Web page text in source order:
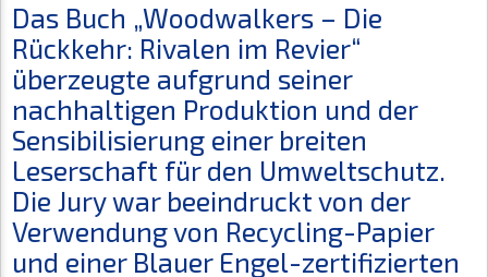
Das Buch „Woodwalkers – Die
Rückkehr: Rivalen im Revier“
überzeugte aufgrund seiner
nachhaltigen Produktion und der
Sensibilisierung einer breiten
Leserschaft für den Umweltschutz.
Die Jury war beeindruckt von der
Verwendung von Recycling-Papier
und einer Blauer Engel-zertifizierten